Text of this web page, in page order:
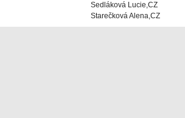
Sedláková Lucie,CZ
Starečková Alena,CZ